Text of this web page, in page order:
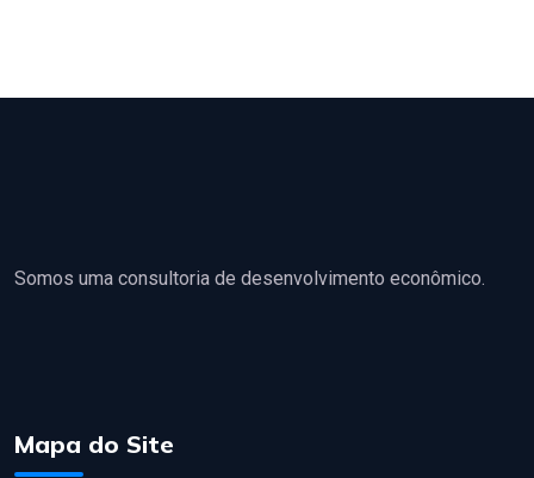
Somos uma consultoria de desenvolvimento econômico.
Mapa do Site